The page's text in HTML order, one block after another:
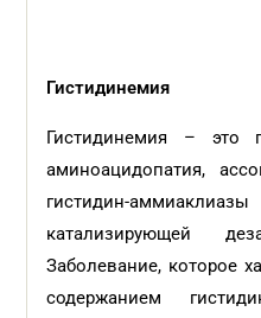
Гистидинемия
Гистидинемия – это
аминоацидопатия,
гистидин-
катализирующей
Заболевание, которое
содержанием